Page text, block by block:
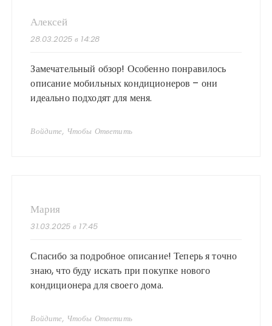
Алексей
28.03.2025 в 14:28
Замечательный обзор! Особенно понравилось
описание мобильных кондиционеров – они
идеально подходят для меня.
Войдите, Чтобы Ответить
Мария
31.03.2025 в 17:45
Спасибо за подробное описание! Теперь я точно
знаю, что буду искать при покупке нового
кондиционера для своего дома.
Войдите, Чтобы Ответить